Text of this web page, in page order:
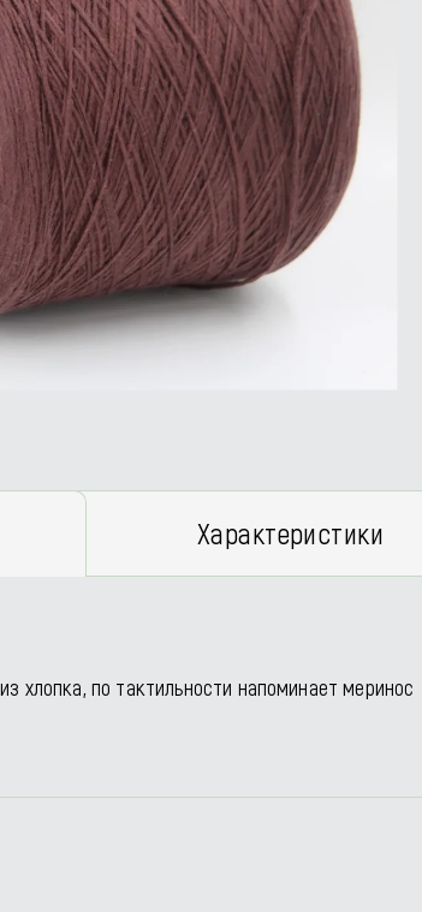
Характеристики
хлопка, по тактильности напоминает меринос